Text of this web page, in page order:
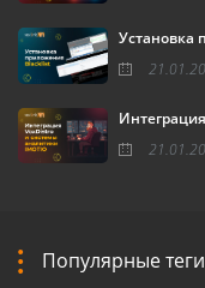
Установка
Популярные теги